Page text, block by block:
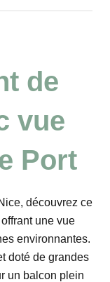
de
vue
Port
découvrez ce
une vue
environnantes.
doté de grandes
un balcon plein